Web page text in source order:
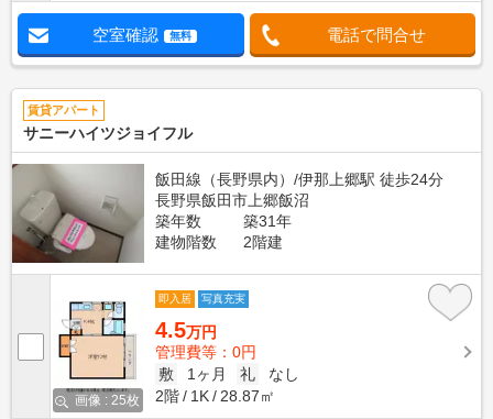
空室確認 無料 電話で問合せ
賃貸アパート
サニーハイツジョイフル
飯田線（長野県内）/伊那上郷駅 徒歩24分
長野県飯田市上郷飯沼
築年数
築31年
建物階数
2階建
画像 : 25枚
即入居 写真充実
4.5万円
管理費等：0円
敷
1ヶ月 礼
なし
2階
1K 28.87㎡